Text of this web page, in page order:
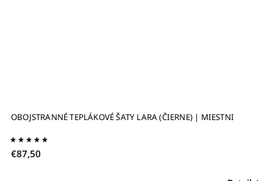
OBOJSTRANNÉ TEPLÁKOVÉ ŠATY LARA (ČIERNE) | MIESTNI
€87,50